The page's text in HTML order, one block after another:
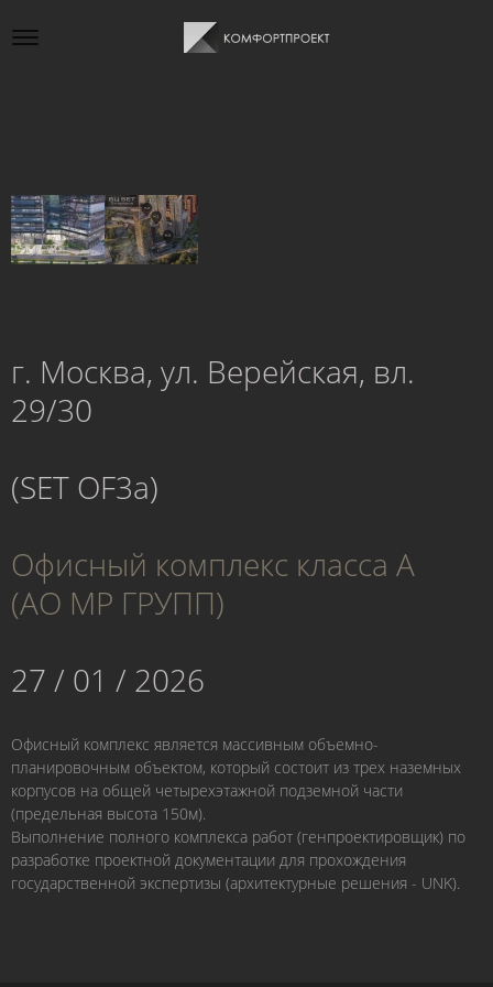
г. Москва, ул. Верейская, вл.
29/30
(SET OF3a)
Офисный комплекс класса А
(АО МР ГРУПП)
27 / 01 / 2026
Офисный комплекс является массивным объемно-
планировочным объектом, который состоит из трех наземных
корпусов на общей четырехэтажной подземной части
(предельная высота 150м).
Выполнение полного комплекса работ (генпроектировщик) по
разработке проектной документации для прохождения
государственной экспертизы (архитектурные решения - UNK).